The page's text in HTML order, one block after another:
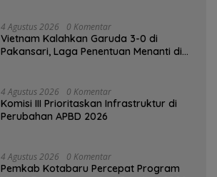
4 Agustus 2026 0 Komentar
Vietnam Kalahkan Garuda 3-0 di
Pakansari, Laga Penentuan Menanti di
4 Agustus 2026 0 Komentar
‎Komisi III Prioritaskan Infrastruktur di
Perubahan APBD 2026
4 Agustus 2026 0 Komentar
Pemkab Kotabaru Percepat Program